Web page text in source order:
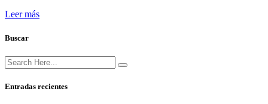
Leer más
Buscar
Entradas recientes